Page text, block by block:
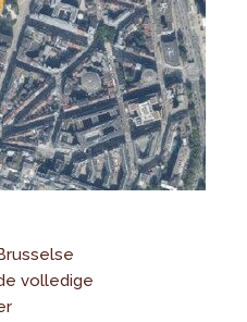
volledige